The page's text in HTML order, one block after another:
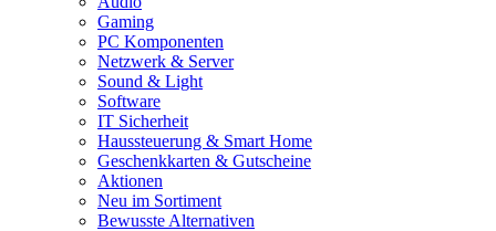
Gaming
PC Komponenten
Netzwerk & Server
Sound & Light
Software
IT Sicherheit
Haussteuerung & Smart Home
Geschenkkarten & Gutscheine
Aktionen
Neu im Sortiment
Bewusste Alternativen